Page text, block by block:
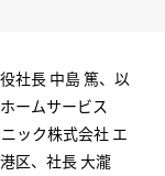
社長 中島 篤、以
ームサービス
ック株式会社 エ
区、社長 大瀧